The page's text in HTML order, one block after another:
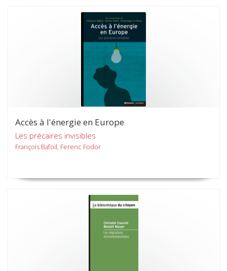
Accès à l'énergie en Europe
Les précaires invisibles
François Bafoil, Ferenc Fodor